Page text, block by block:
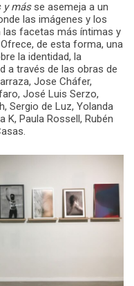
y másse asemeja a un
las imágenes y los
facetas más íntimas y
de esta forma, una
la identidad, la
a través de las obras de
Jose Cháfer,
José Luis Serzo,
Sergio de Luz, Yolanda
K, Paula Rossell, Rubén